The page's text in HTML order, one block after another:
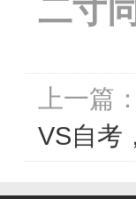
二寸
上一篇：
VS自考